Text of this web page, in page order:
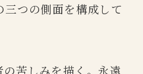
つの側面を構成して
の苦しみを描く。永遠